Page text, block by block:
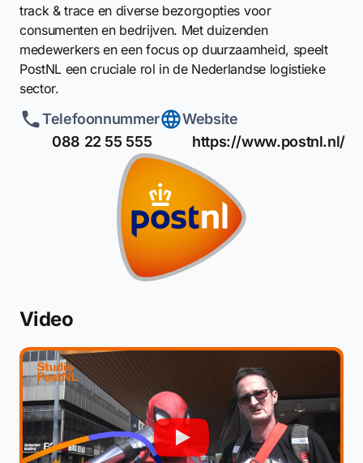
track & trace en diverse bezorgopties voor
consumenten en bedrijven. Met duizenden
medewerkers en een focus op duurzaamheid, speelt
PostNL een cruciale rol in de Nederlandse logistieke
sector.
Telefoonnummer
088 22 55 555
Website
https://www.postnl.nl/
Video